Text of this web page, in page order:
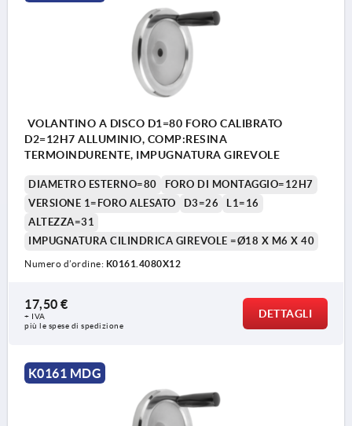
VOLANTINO A DISCO D1=80 FORO CALIBRATO
D2=12H7 ALLUMINIO, COMP:RESINA
TERMOINDURENTE, IMPUGNATURA GIREVOLE
DIAMETRO ESTERNO=80
FORO DI MONTAGGIO=12H7
VERSIONE 1=FORO ALESATO
D3=26
L1=16
ALTEZZA=31
IMPUGNATURA CILINDRICA GIREVOLE =Ø18 X M6 X 40
Numero d’ordine: K0161.4080X12
17,50 €
+ IVA
più le spese di spedizione
DETTAGLI
K0161 MDG